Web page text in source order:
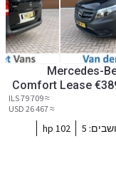
Mercedes-
Comfort Lease
≈ 79 709 ILS
≈ 26 467 USD
5
102 hp